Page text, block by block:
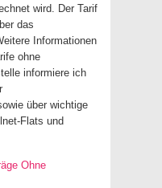
wird. Der Tarif
das
Informationen
ohne
informiere ich
über wichtige
Flats und
Ohne